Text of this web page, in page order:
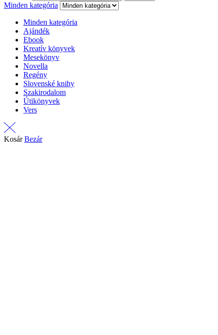
Minden kategória
Minden kategória
Ajándék
Ebook
Kreatív könyvek
Mesekönyv
Novella
Regény
Slovenské knihy
Szakirodalom
Útikönyvek
Vers
Kosár Bezár